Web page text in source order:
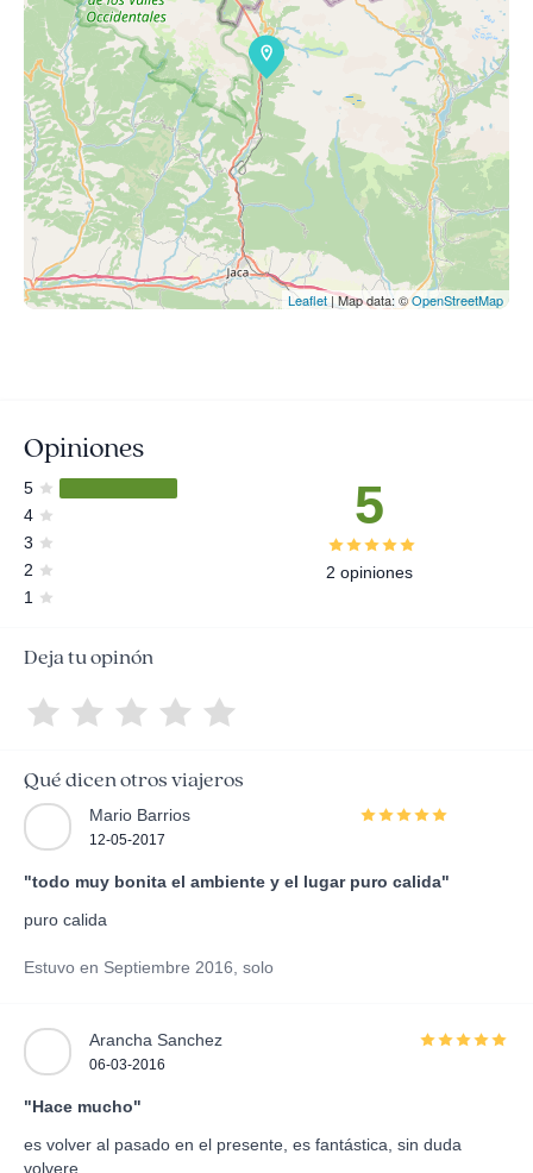
Leaflet| Map data: ©OpenStreetMap
Opiniones
5
4
3
2
1
5
2 opiniones
Deja tu opinón
Qué dicen otros viajeros
Mario Barrios
12-05-2017
"todo muy bonita el ambiente y el lugar puro calida"
puro calida
Estuvo en Septiembre 2016, solo
Arancha Sanchez
06-03-2016
"Hace mucho"
es volver al pasado en el presente, es fantástica, sin duda
volvere